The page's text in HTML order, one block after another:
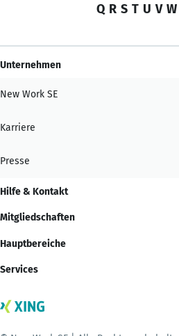
Q R S T U V W
Unternehmen
New Work SE
Karriere
Presse
Hilfe & Kontakt
Mitgliedschaften
Hauptbereiche
Services